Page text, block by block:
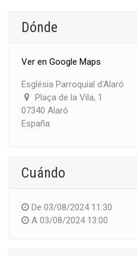
Dónde
Ver en Google Maps
Església Parroquial d'Alaró
Plaça de la Vila, 1
07340 Alaró
España
Cuándo
De 03/08/2024 11:30
A 03/08/2024 13:00